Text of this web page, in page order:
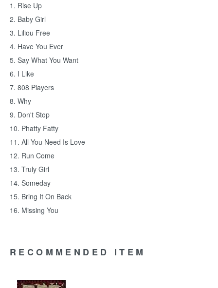
1. Rise Up
2. Baby Girl
3. Liliou Free
4. Have You Ever
5. Say What You Want
6. I Like
7. 808 Players
8. Why
9. Don't Stop
10. Phatty Fatty
11. All You Need Is Love
12. Run Come
13. Truly Girl
14. Someday
15. Bring It On Back
16. Missing You
RECOMMENDED ITEM